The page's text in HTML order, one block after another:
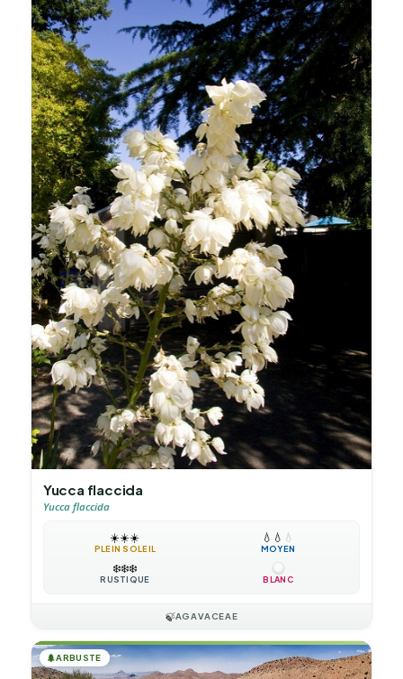
Yucca flaccida
Yucca flaccida
☀️☀️☀️
PLEIN SOLEIL
💧 💧 💧
MOYEN
❄️❄️❄️
RUSTIQUE BLANC
🍃AGAVACEAE
🌲ARBUSTE